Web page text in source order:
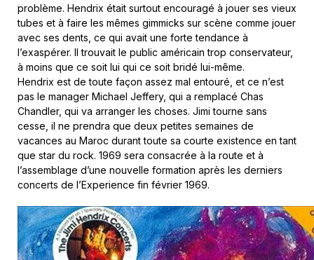
problème. Hendrix était surtout encouragé à jouer ses vieux
tubes et à faire les mêmes gimmicks sur scène comme jouer
avec ses dents, ce qui avait une forte tendance à
l’exaspérer. Il trouvait le public américain trop conservateur,
à moins que ce soit lui qui ce soit bridé lui-même.
Hendrix est de toute façon assez mal entouré, et ce n’est
pas le manager Michael Jeffery, qui a remplacé Chas
Chandler, qui va arranger les choses. Jimi tourne sans
cesse, il ne prendra que deux petites semaines de
vacances au Maroc durant toute sa courte existence en tant
que star du rock. 1969 sera consacrée à la route et à
l’assemblage d’une nouvelle formation après les derniers
concerts de l’Experience fin février 1969.